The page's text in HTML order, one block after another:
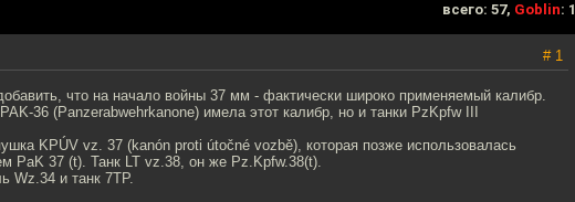
всего: 57, Goblin: 1
# 1
что на начало войны 37 мм - фактически широко применяемый калибр.
36 (Panzerabwehrkanone) имела этот калибр, но и танки PzKpfw III
KPÚV vz. 37 (kanón proti útočné vozbě), которая позже использовалась
PaK 37 (t). Танк LT vz.38, он же Pz.Kpfw.38(t).
Wz.34 и танк 7TP.